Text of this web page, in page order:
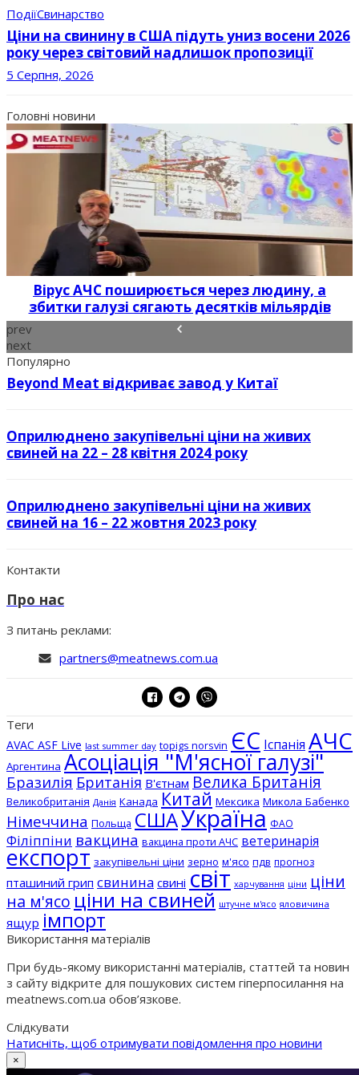
ПодіїСвинарство
Ціни на свинину в США підуть униз восени 2026
року через світовий надлишок пропозиції
5 Серпня, 2026
Головні новини
Вірус АЧС поширюється через людину, а
збитки галузі сягають десятків мільярдів
prev
next
Популярно
Beyond Meat відкриває завод у Китаї
Оприлюднено закупівельні ціни на живих
свиней на 22 – 28 квітня 2024 року
Оприлюднено закупівельні ціни на живих
свиней на 16 – 22 жовтня 2023 року
Контакти
Про нас
З питань реклами:
partners@meatnews.com.ua
Теги
AVAC ASF Live last summer day topigs norsvin ЄС Іспанія АЧС
Аргентина Асоціація "М'ясної галузі"
Бразилія Британія В'єтнам Велика Британія
Великобританія Данія Канада Китай Мексика Микола Бабенко
Німеччина Польща СШАУкраїна ФАО
Філіппіни вакцина вакцина проти АЧС ветеринарія
експорт закупівельні ціни зерно м'ясо пдв прогноз
пташиний грип свинина свині світ харчування ціни ціни
на м'ясоціни на свиней штучне м'ясо яловичина
ящур імпорт
Використання матеріалів
При будь-якому використанні матеріалів, статтей та новин
з сайту відкрите для пошукових систем гіперпосилання на
meatnews.com.ua обов’язкове.
Слідкувати
Натисніть, щоб отримувати повідомлення про новини
×